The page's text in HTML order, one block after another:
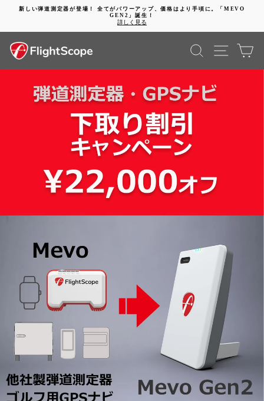
ン
動
新しい弾道測定器が登場！ 全てがパワーアップ、価格はより手頃に。「MEVO
GEN2」誕生！
詳しく見る
FlightScope
Japan
検索 SITE